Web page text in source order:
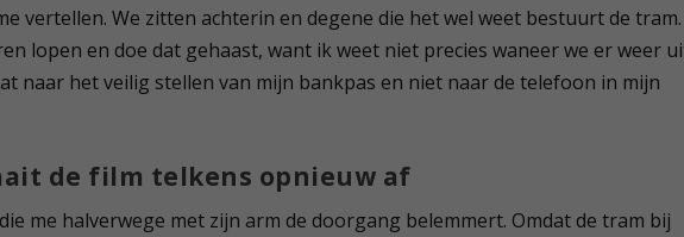
vertellen. We zitten achterin en degene die het wel weet bestuurt de tram.
lopen en doe dat gehaast, want ik weet niet precies waneer we er weer
naar het veilig stellen van mijn bankpas en niet naar de telefoon in mijn
de film telkens opnieuw af
me halverwege met zijn arm de doorgang belemmert. Omdat de tram bij